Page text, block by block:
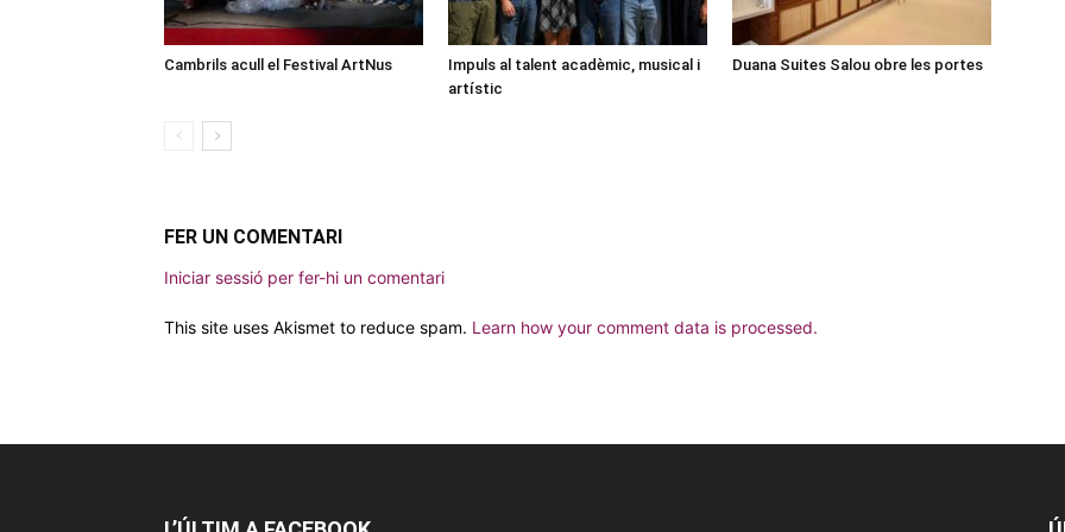
Cambrils acull el Festival ArtNus
Impuls al talent acadèmic, musical i
artístic
Duana Suites Salou obre les portes
FER UN COMENTARI
Iniciar sessió per fer-hi un comentari
This site uses Akismet to reduce spam. Learn how your comment data is processed.